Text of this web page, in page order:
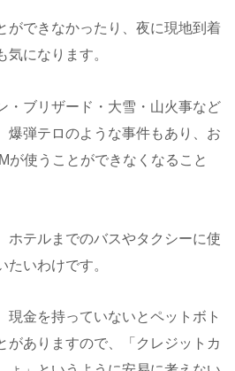
ができなかったり、夜に現地到着
になります。
・ブリザード・大雪・山火事など
爆弾テロのような事件もあり、お
が使うことができなくなること
ホテルまでのバスやタクシーに使
たいわけです。
現金を持っていないとペットボト
がありますので、「クレジットカ